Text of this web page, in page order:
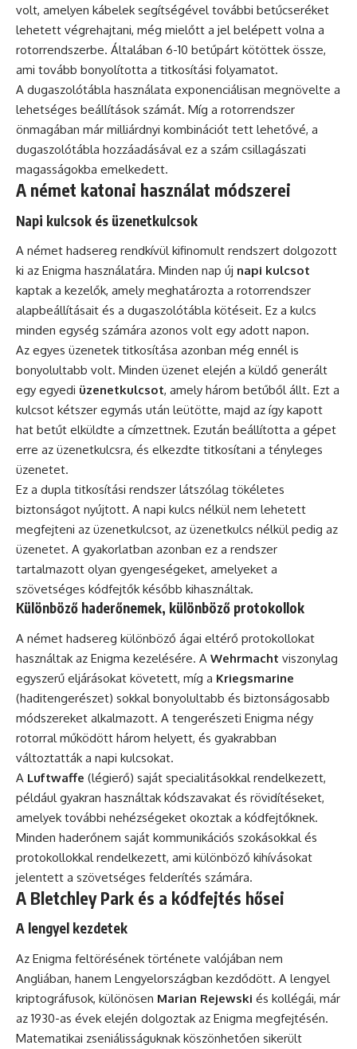
volt, amelyen kábelek segítségével további betűcseréket
lehetett végrehajtani, még mielőtt a jel belépett volna a
rotorrendszerbe. Általában 6-10 betűpárt kötöttek össze,
ami tovább bonyolította a titkosítási folyamatot.
A dugaszolótábla használata exponenciálisan megnövelte a
lehetséges beállítások számát. Míg a rotorrendszer
önmagában már milliárdnyi kombinációt tett lehetővé, a
dugaszolótábla hozzáadásával ez a szám csillagászati
magasságokba emelkedett.
A német katonai használat módszerei
Napi kulcsok és üzenetkulcsok
A német hadsereg rendkívül kifinomult rendszert dolgozott
ki az Enigma használatára. Minden nap új napi kulcsot
kaptak a kezelők, amely meghatározta a rotorrendszer
alapbeállításait és a dugaszolótábla kötéseit. Ez a kulcs
minden egység számára azonos volt egy adott napon.
Az egyes üzenetek titkosítása azonban még ennél is
bonyolultabb volt. Minden üzenet elején a küldő generált
egy egyedi üzenetkulcsot, amely három betűből állt. Ezt a
kulcsot kétszer egymás után leütötte, majd az így kapott
hat betűt elküldte a címzettnek. Ezután beállította a gépet
erre az üzenetkulcsra, és elkezdte titkosítani a tényleges
üzenetet.
Ez a dupla titkosítási rendszer látszólag tökéletes
biztonságot nyújtott. A napi kulcs nélkül nem lehetett
megfejteni az üzenetkulcsot, az üzenetkulcs nélkül pedig az
üzenetet. A gyakorlatban azonban ez a rendszer
tartalmazott olyan gyengeségeket, amelyeket a
szövetséges kódfejtők később kihasználtak.
Különböző haderőnemek, különböző protokollok
A német hadsereg különböző ágai eltérő protokollokat
használtak az Enigma kezelésére. A Wehrmacht viszonylag
egyszerű eljárásokat követett, míg a Kriegsmarine
(haditengerészet) sokkal bonyolultabb és biztonságosabb
módszereket alkalmazott. A tengerészeti Enigma négy
rotorral működött három helyett, és gyakrabban
változtatták a napi kulcsokat.
A Luftwaffe (légierő) saját specialitásokkal rendelkezett,
például gyakran használtak kódszavakat és rövidítéseket,
amelyek további nehézségeket okoztak a kódfejtőknek.
Minden haderőnem saját kommunikációs szokásokkal és
protokollokkal rendelkezett, ami különböző kihívásokat
jelentett a szövetséges felderítés számára.
A Bletchley Park és a kódfejtés hősei
A lengyel kezdetek
Az Enigma feltörésének története valójában nem
Angliában, hanem Lengyelországban kezdődött. A lengyel
kriptográfusok, különösen Marian Rejewski és kollégái, már
az 1930-as évek elején dolgoztak az Enigma megfejtésén.
Matematikai zseniálisságuknak köszönhetően sikerült